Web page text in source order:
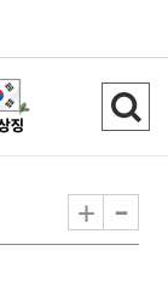
검
색
기
+ -